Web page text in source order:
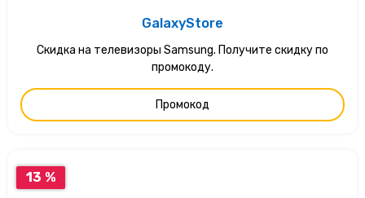
GalaxyStore
Скидка на телевизоры Samsung. Получите скидку по
промокоду.
Промокод
13 %